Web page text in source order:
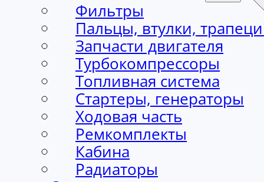
Фильтры
Пальцы, втулки,
Запчасти двигателя
Турбокомпрессоры
Топливная система
Стартеры, генераторы
Ходовая часть
Ремкомплекты
Кабина
Радиаторы